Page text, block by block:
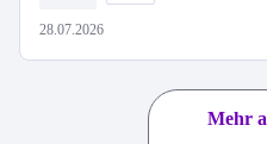
28.07.2026
Mehr